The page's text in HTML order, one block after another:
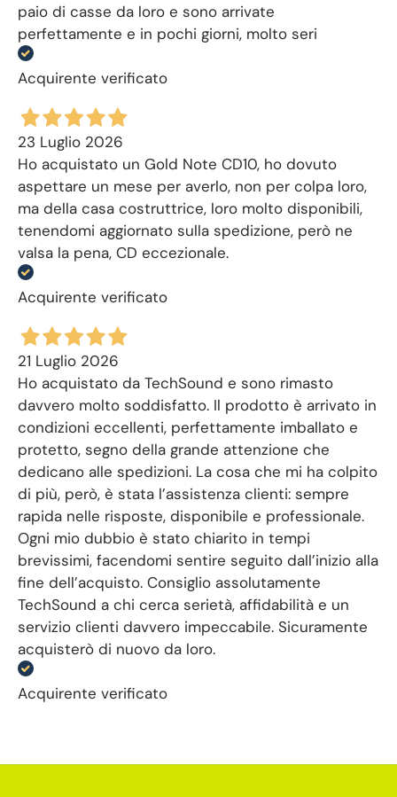
paio di casse da loro e sono arrivate
perfettamente e in pochi giorni, molto seri
Acquirente verificato
23 Luglio 2026
Ho acquistato un Gold Note CD10, ho dovuto
aspettare un mese per averlo, non per colpa loro,
ma della casa costruttrice, loro molto disponibili,
tenendomi aggiornato sulla spedizione, però ne
valsa la pena, CD eccezionale.
Acquirente verificato
21 Luglio 2026
Ho acquistato da TechSound e sono rimasto
davvero molto soddisfatto. Il prodotto è arrivato in
condizioni eccellenti, perfettamente imballato e
protetto, segno della grande attenzione che
dedicano alle spedizioni. La cosa che mi ha colpito
di più, però, è stata l’assistenza clienti: sempre
rapida nelle risposte, disponibile e professionale.
Ogni mio dubbio è stato chiarito in tempi
brevissimi, facendomi sentire seguito dall’inizio alla
fine dell’acquisto. Consiglio assolutamente
TechSound a chi cerca serietà, affidabilità e un
servizio clienti davvero impeccabile. Sicuramente
acquisterò di nuovo da loro.
Acquirente verificato